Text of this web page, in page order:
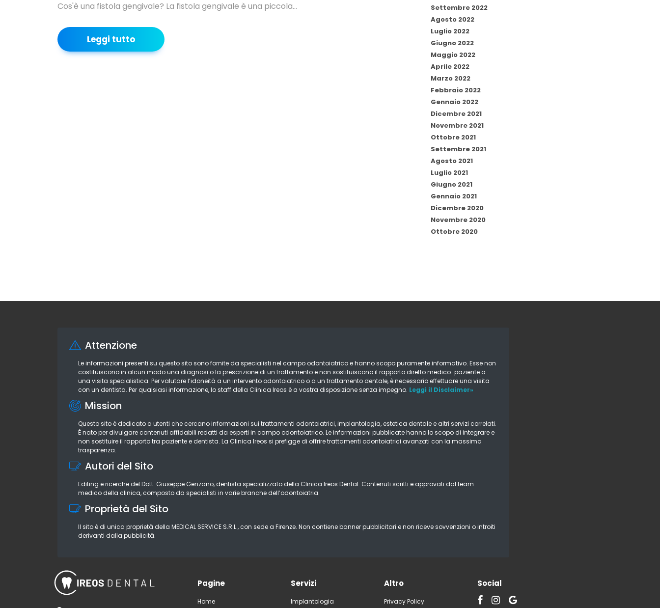
Cos'è una fistola gengivale? La fistola gengivale è una piccola…
Leggi tutto
Settembre 2022
Agosto 2022
Luglio 2022
Giugno 2022
Maggio 2022
Aprile 2022
Marzo 2022
Febbraio 2022
Gennaio 2022
Dicembre 2021
Novembre 2021
Ottobre 2021
Settembre 2021
Agosto 2021
Luglio 2021
Giugno 2021
Gennaio 2021
Dicembre 2020
Novembre 2020
Ottobre 2020
Attenzione
Le informazioni presenti su questo sito sono fornite da specialisti nel campo odontoiatrico e hanno scopo puramente informativo. Esse non
costituiscono in alcun modo una diagnosi o la prescrizione di un trattamento e non sostituiscono il rapporto diretto medico-paziente o
una visita specialistica. Per valutare l’idoneità a un intervento odontoiatrico o a un trattamento dentale, è necessario effettuare una visita
con un dentista. Per qualsiasi informazione, lo staff della Clinica Ireos è a vostra disposizione senza impegno. Leggi il Disclaimer»
Mission
Questo sito è dedicato a utenti che cercano informazioni sui trattamenti odontoiatrici, implantologia, estetica dentale e altri servizi correlati.
È nato per divulgare contenuti affidabili redatti da esperti in campo odontoiatrico. Le informazioni pubblicate hanno lo scopo di integrare e
non sostituire il rapporto tra paziente e dentista. La Clinica Ireos si prefigge di offrire trattamenti odontoiatrici avanzati con la massima
trasparenza.
Autori del Sito
Editing e ricerche del Dott. Giuseppe Genzano, dentista specializzato della Clinica Ireos Dental. Contenuti scritti e approvati dal team
medico della clinica, composto da specialisti in varie branche dell’odontoiatria.
Proprietà del Sito
Il sito è di unica proprietà della MEDICAL SERVICE S.R.L., con sede a Firenze. Non contiene banner pubblicitari e non riceve sovvenzioni o introiti
derivanti dalla pubblicità.
Pagine
Home
Servizi
Implantologia
Altro
Privacy Policy
Social